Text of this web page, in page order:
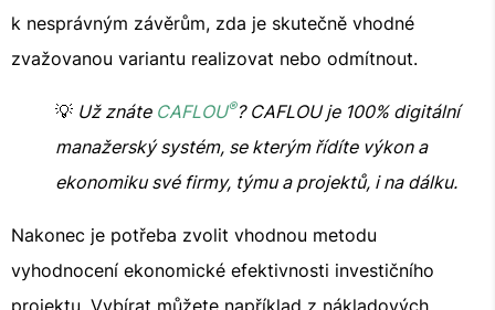
k nesprávným závěrům, zda je skutečně vhodné
zvažovanou variantu realizovat nebo odmítnout.
💡 Už znáte CAFLOU®? CAFLOU je 100% digitální
manažerský systém, se kterým řídíte výkon a
ekonomiku své firmy, týmu a projektů, i na dálku.
Nakonec je potřeba zvolit vhodnou metodu
vyhodnocení ekonomické efektivnosti investičního
projektu. Vybírat můžete například z nákladových